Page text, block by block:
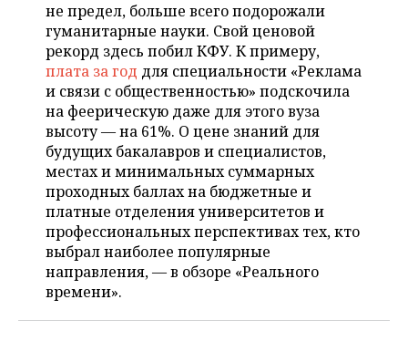
ФИГУРНОЕ КАТАНИЕ
ВОДНЫЕ ВИДЫ СПОРТА
ХОККЕЙ С МЯЧОМ
МЕДИЦИНА
ОБРАЗОВАНИЕ
ПРОИСШЕСТВИЯ
не предел, больше всего подорожали
гуманитарные науки. Свой ценовой
рекорд здесь побил КФУ. К примеру,
плата за год для специальности «Реклама
и связи с общественностью» подскочила
на феерическую даже для этого вуза
высоту — на 61%. О цене знаний для
будущих бакалавров и специалистов,
местах и минимальных суммарных
проходных баллах на бюджетные и
платные отделения университетов и
профессиональных перспективах тех, кто
выбрал наиболее популярные
направления, — в обзоре «Реального
времени».